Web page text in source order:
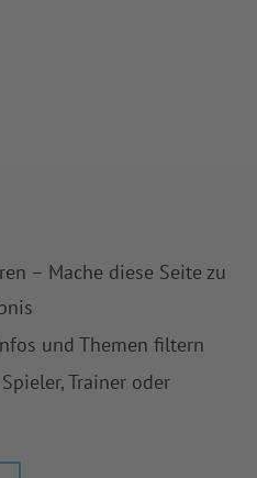
– Mache diese Seite zu
und Themen filtern
Trainer oder